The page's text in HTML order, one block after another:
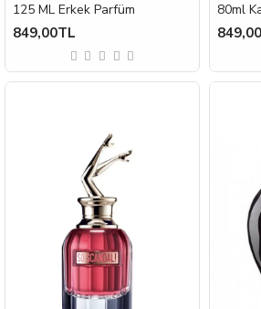
125 ML Erkek Parfüm
849,00TL
80ml